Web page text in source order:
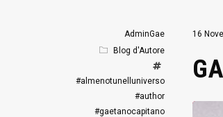
16
AdminGae
Blog d'Autore
#almenotunelluniverso
#author
#gaetanocapitano